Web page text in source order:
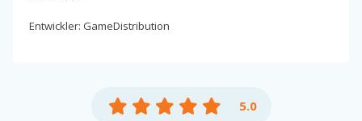
Entwickler: GameDistribution
5.0